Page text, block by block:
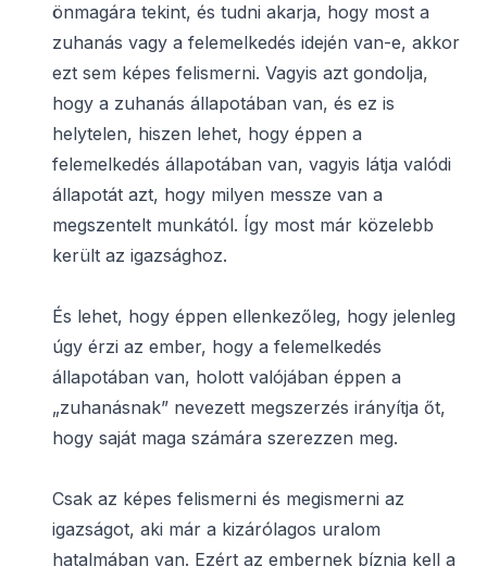
önmagára tekint, és tudni akarja, hogy most a
zuhanás vagy a felemelkedés idején van-e, akkor
ezt sem képes felismerni. Vagyis azt gondolja,
hogy a zuhanás állapotában van, és ez is
helytelen, hiszen lehet, hogy éppen a
felemelkedés állapotában van, vagyis látja valódi
állapotát azt, hogy milyen messze van a
megszentelt munkától. Így most már közelebb
került az igazsághoz.
És lehet, hogy éppen ellenkezőleg, hogy jelenleg
úgy érzi az ember, hogy a felemelkedés
állapotában van, holott valójában éppen a
„zuhanásnak” nevezett megszerzés irányítja őt,
hogy saját maga számára szerezzen meg.
Csak az képes felismerni és megismerni az
igazságot, aki már a kizárólagos uralom
hatalmában van. Ezért az embernek bíznia kell a